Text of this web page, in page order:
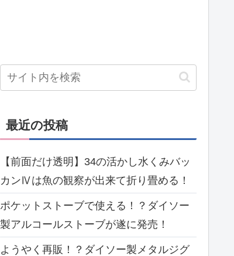
最近の投稿
【前面だけ透明】34の活かし水くみバッ
カンⅣは魚の観察が出来て折り畳める！
ポケットストーブで使える！？ダイソー
製アルコールストーブが遂に発売！
ようやく再販！？ダイソー製メタルジグ